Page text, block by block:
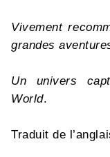
Vivement
grandes
Un univers
World.
Traduit de